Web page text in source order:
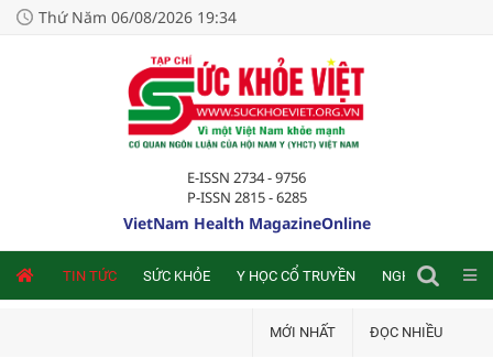
Thứ Năm 06/08/2026 19:34
E-ISSN 2734 - 9756
P-ISSN 2815 - 6285
VietNam Health MagazineOnline
TIN TỨC SỨC KHỎE Y HỌC CỔ TRUYỀN NGHIÊN CỨU
MỚI NHẤT ĐỌC NHIỀU